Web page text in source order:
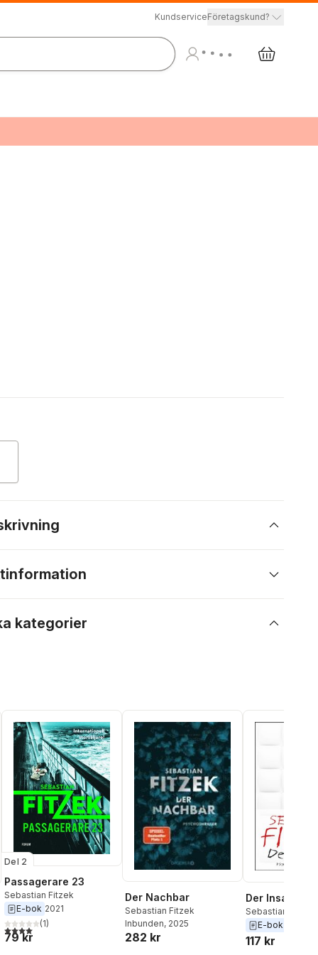
KundserviceFöretagskund?
kategorier
Del 2
Passagerare 23
Sebastian Fitzek
E-bok 2021
4,0utav 5 stjärnor. Totalt antal röster:
(1)
79 kr
Der Nachbar
Sebastian Fitzek
Inbunden, 2025
282 kr
Der Insasse
Sebastian Fitzek
E-bok
117 kr